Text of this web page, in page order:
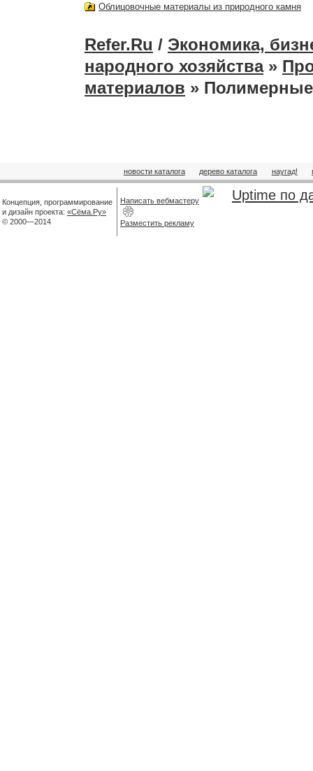
Облицовочные материалы из природного камня
Refer.Ru / Экономика,
народного хозяйства»
материалов »
новости каталога дерево каталога наугад!
Концепция, программирование
и дизайн проекта: «Сёма.Ру»
© 2000—2014
Написать вебмастеру
Разместить рекламу